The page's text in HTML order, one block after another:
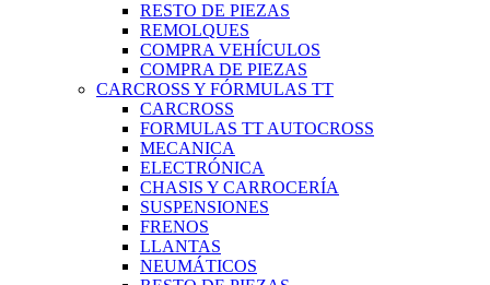
RESTO DE PIEZAS
REMOLQUES
COMPRA VEHÍCULOS
COMPRA DE PIEZAS
CARCROSS Y FÓRMULAS TT
CARCROSS
FORMULAS TT AUTOCROSS
MECANICA
ELECTRÓNICA
CHASIS Y CARROCERÍA
SUSPENSIONES
FRENOS
LLANTAS
NEUMÁTICOS